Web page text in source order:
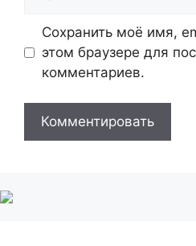
Сохранить моё имя,
этом браузере для
комментариев.